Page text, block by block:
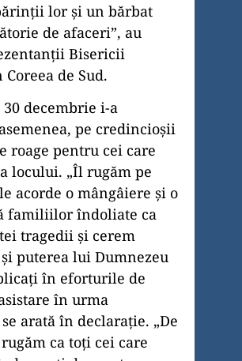
lor și un bărbat
de afaceri”, au
Bisericii
de Sud.
decembrie i-a
pe credincioșii
roage pentru cei care
locului. „Îl rugăm pe
acorde o mângâiere și o
familiilor îndoliate ca
tragedii și cerem
puterea lui Dumnezeu
în eforturile de
în urma
arată în declarație. „De
ca toți cei care